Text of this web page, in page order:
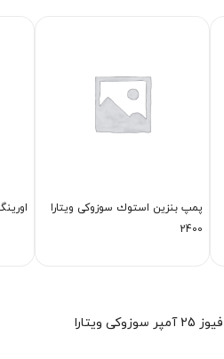
پمپ بنزین استوك سوزوکی ویتارا
2400
فیوز 25 آمپر سوزوکی ویتارا